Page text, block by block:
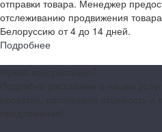
отправки товара. Менеджер
отслеживанию продвижения
Белоруссию от 4 до 14 дней.
Подробнее